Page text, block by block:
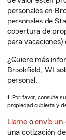
personales en
personales de
cobertura de
para vacaciones)
¿Quiere más
Brookfield, WI
personal.
1. Por favor, consulte
propiedad cubierta y
Llame o envíe un
una cotización